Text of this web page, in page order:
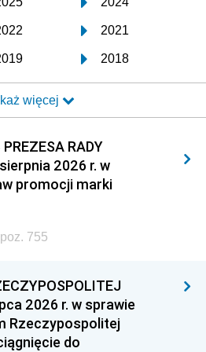
2021
2018
2015
2012
2009
2006
1994
1991
więcej
RADY
2026 r. w
promocji marki
755
2026 r. w sprawie
Rzeczypospolitej
do